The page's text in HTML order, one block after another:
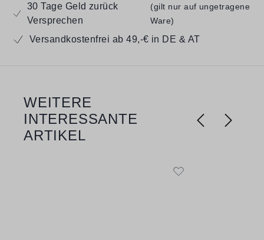
30 Tage Geld zurück
Versprechen
(gilt nur auf ungetragene
Ware)
Versandkostenfrei ab 49,-€ in DE & AT
Produktgalerie überspringen
WEITERE
INTERESSANTE
ARTIKEL